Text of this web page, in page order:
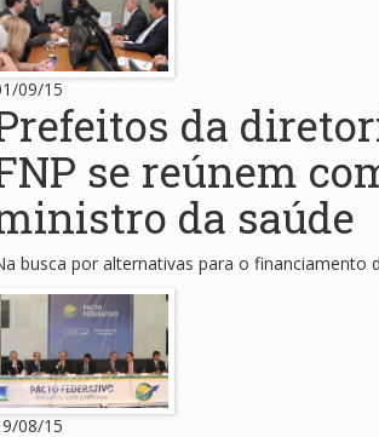
09/15
da
se reúnem
da saúde
busca por alternativas para o financiamento
08/15